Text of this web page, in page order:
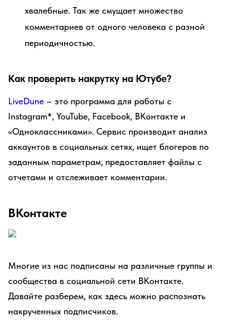
хвалебные. Так же смущает множество
комментариев от одного человека с разной
периодичностью.
Как проверить накрутку на Ютубе?
LiveDune – это программа для работы с
Instagram*, YouTube, Facebook, ВКонтакте и
«Одноклассниками». Сервис производит анализ
аккаунтов в социальных сетях, ищет блогеров по
заданным параметрам, предоставляет файлы с
отчетами и отслеживает комментарии.
ВКонтакте
Многие из нас подписаны на различные группы и
сообщества в социальной сети ВКонтакте.
Давайте разберем, как здесь можно распознать
накрученных подписчиков.